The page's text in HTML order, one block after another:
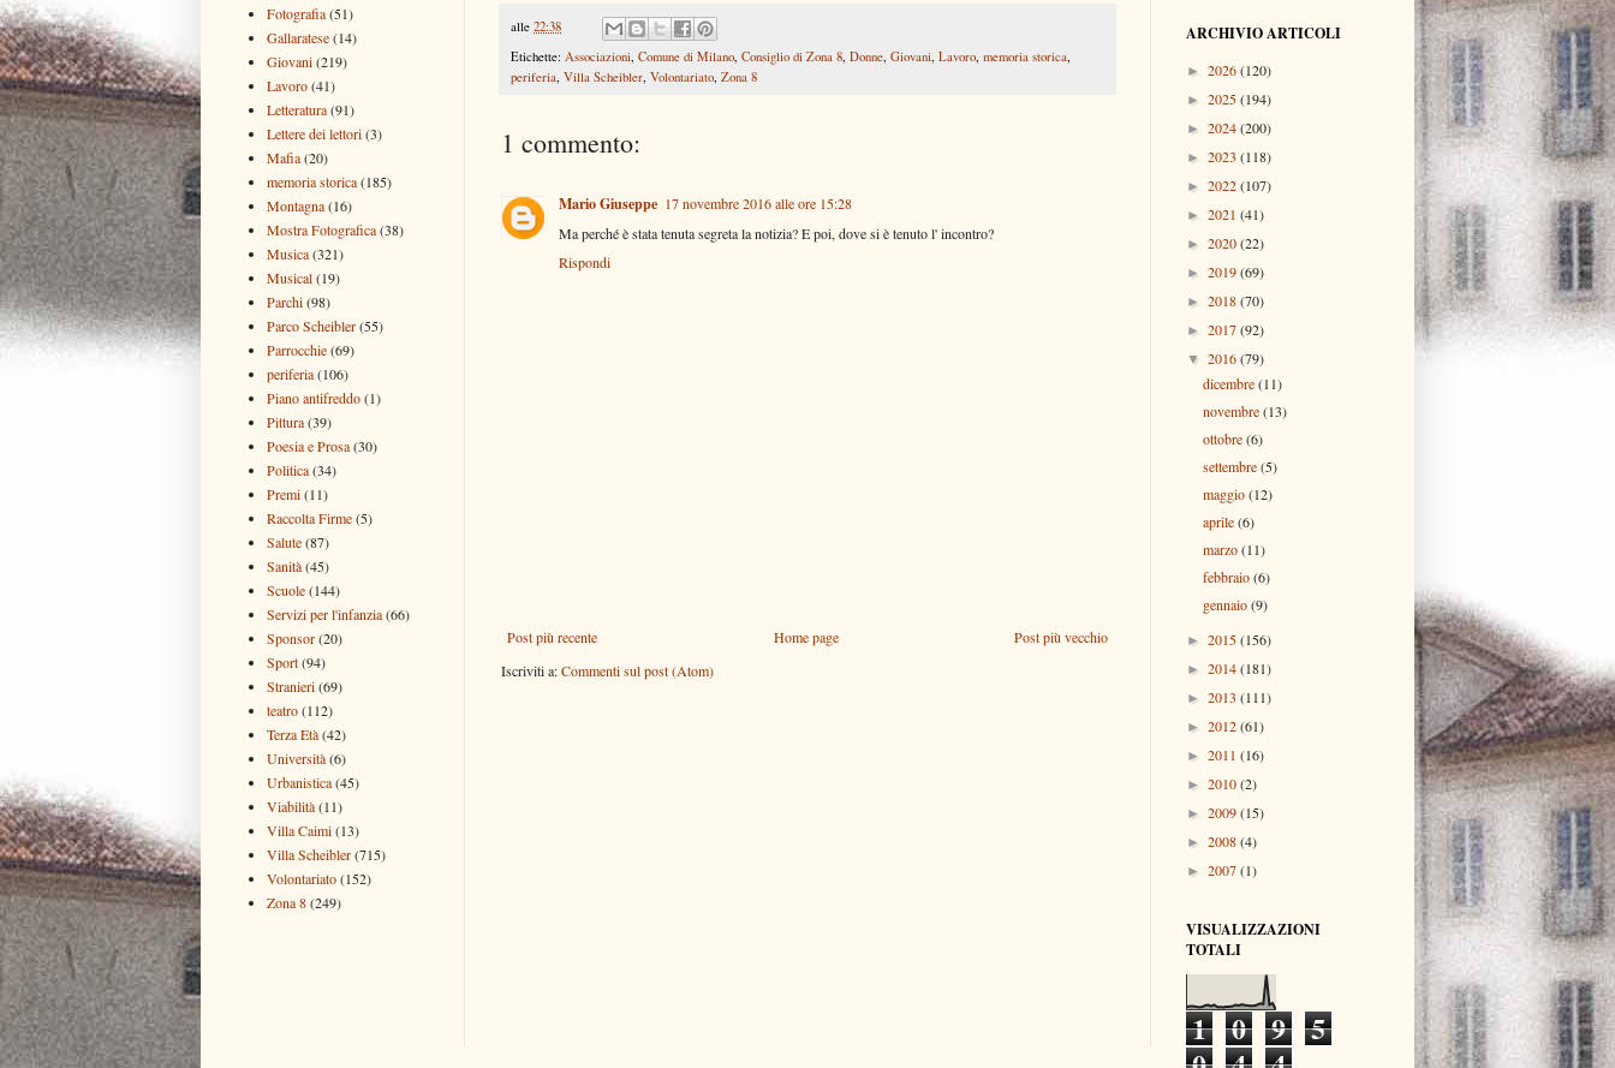
alle 22:38
Etichette: Associazioni, Comune di Milano, Consiglio di Zona 8, Donne, Giovani, Lavoro, memoria storica,
periferia, Villa Scheibler, Volontariato, Zona 8
1 commento:
Mario Giuseppe 17 novembre 2016 alle ore 15:28
Ma perché è stata tenuta segreta la notizia? E poi, dove si è tenuto l' incontro?
Rispondi
Post più recente Post più vecchio
Home page
Iscriviti a:Commenti sul post (Atom)
Fotografia(51)
Gallaratese(14)
Giovani(219)
Lavoro(41)
Letteratura(91)
Lettere dei lettori(3)
Mafia(20)
memoria storica(185)
Montagna(16)
Mostra Fotografica(38)
Musica(321)
Musical(19)
Parchi(98)
Parco Scheibler(55)
Parrocchie(69)
periferia(106)
Piano antifreddo(1)
Pittura(39)
Poesia e Prosa(30)
Politica(34)
Premi(11)
Raccolta Firme(5)
Salute(87)
Sanità(45)
Scuole(144)
Servizi per l'infanzia(66)
Sponsor(20)
Sport(94)
Stranieri(69)
teatro(112)
Terza Età(42)
Università(6)
Urbanistica(45)
Viabilità(11)
Villa Caimi(13)
Villa Scheibler(715)
Volontariato(152)
Zona 8(249)
ARCHIVIO ARTICOLI
► 2026(120)
► 2025(194)
► 2024(200)
► 2023 (118)
► 2022(107)
► 2021 (41)
► 2020(22)
► 2019(69)
► 2018(70)
► 2017(92)
▼ 2016(79)
dicembre(11)
novembre(13)
ottobre(6)
settembre(5)
maggio(12)
aprile(6)
marzo(11)
febbraio(6)
gennaio(9)
► 2015(156)
► 2014(181)
► 2013 (111)
► 2012(61)
► 2011 (16)
► 2010(2)
► 2009(15)
► 2008(4)
► 2007(1)
VISUALIZZAZIONI
TOTALI
1 0 9 5